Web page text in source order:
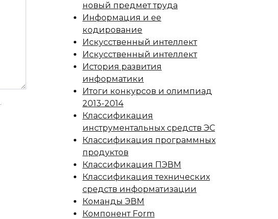
новый предмет труда
Информация и ее
кодирование
Искусственный интеллект
Искусственный интеллект
История развития
информатики
Итоги конкурсов и олимпиад
2013-2014
Классификация
инструментальных средств ЭС
Классификация программных
продуктов
Классификация ПЭВМ
Классификация технических
средств информатизации
Команды ЭВМ
Компонент Form